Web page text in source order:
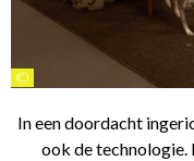
©
In een doordacht
ook de technologie.